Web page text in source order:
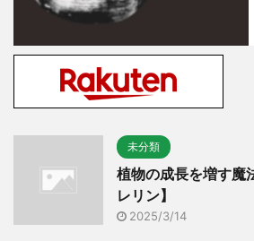
未分類
植物の成長を増す魔
レリン】
2025/3/14